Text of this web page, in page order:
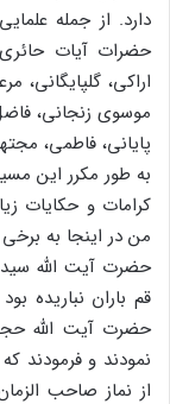
دارد. از جمله
حضرات آیات
اراکى،
موسوى زنجانى،
پایانى، فاطمى،
به طور مکرر این
کرامات و حکایات
من در اینجا به
حضرت آیت الله
قم باران نباریده
حضرت آیت الله
نمودند و فرمودند
از نماز صاحب